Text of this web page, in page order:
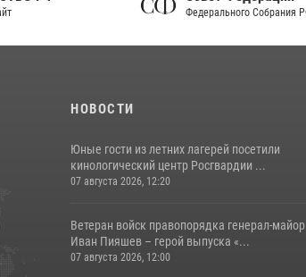
Федерального Собрания РФ
НОВОСТИ
Юные гости из летних лагерей посетили
кинологический центр Росгвардии ...
07 августа 2026, 12:20
Ветеран войск правопорядка генерал-майор
Иван Пияшев – герой выпуска «...
07 августа 2026, 12:00